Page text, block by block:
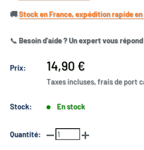
🚚​Stock en France, expédition rapide
📞 Besoin d’aide ? Un expert vous répond
Prix:
Prix
réduit
14,90 €
Taxes incluses, frais de port
Stock: En stock
Quantité: